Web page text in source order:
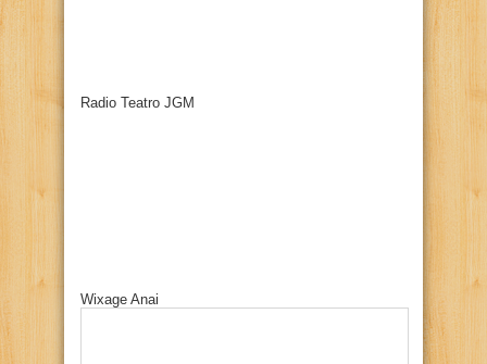
Radio Teatro JGM
Wixage Anai